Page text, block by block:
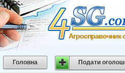
Агросправочник
Головна Подати